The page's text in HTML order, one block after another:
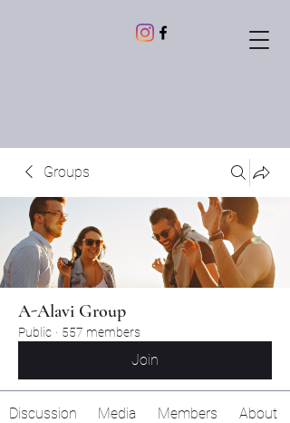
Groups
A-Alavi Group
Public · 557 members
Join
Discussion Media Members About